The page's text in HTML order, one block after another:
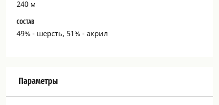
240 м
СОСТАВ
49% - шерсть, 51% - акрил
Параметры